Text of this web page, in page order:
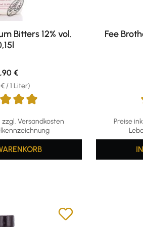
Bitters 12% vol.
Versandkosten
/ 1 Liter)
Preis:
€
Fee
Preise